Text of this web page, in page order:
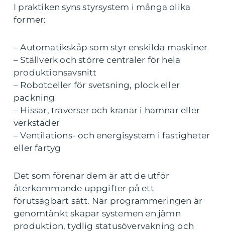
I praktiken syns styrsystem i många olika
former:
– Automatikskåp som styr enskilda maskiner
– Ställverk och större centraler för hela
produktionsavsnitt
– Robotceller för svetsning, plock eller
packning
– Hissar, traverser och kranar i hamnar eller
verkstäder
– Ventilations- och energisystem i fastigheter
eller fartyg
Det som förenar dem är att de utför
återkommande uppgifter på ett
förutsägbart sätt. När programmeringen är
genomtänkt skapar systemen en jämn
produktion, tydlig statusövervakning och